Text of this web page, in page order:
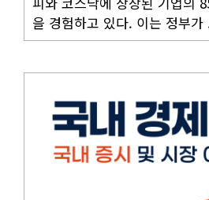
을 경험하고 있다. 이는 정부가